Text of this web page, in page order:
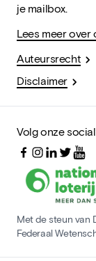
je mailbox.
Lees meer over
Auteursrecht
Disclaimer
Volg onze
Met de steun van
Federaal